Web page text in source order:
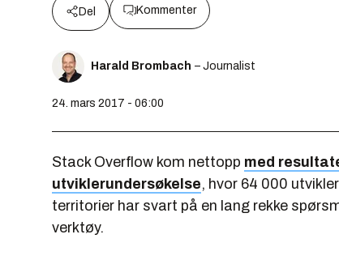
Del Kommenter
Harald Brombach – Journalist
24. mars 2017 - 06:00
Stack Overflow kom nettopp med
utviklerundersøkelse, hvor 64 000
territorier har svart på en lang rekke
verktøy.